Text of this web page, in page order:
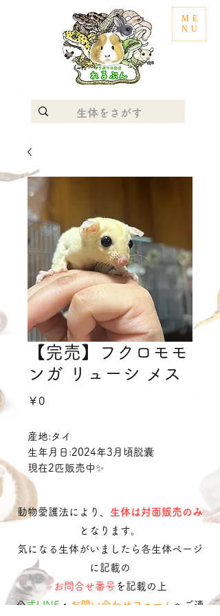
ME
NU
【完売】フクロモモ
ンガ リューシ メス
￥0価
産地:タイ
生年月日:2024年3月頃脱囊
現在2匹販売中✨
動物愛護法により、 生体は対面販売のみ
となります。
気になる生体がいましたら各生体ページ
に記載の
お問合せ番号 を記載の上
​公式LINE ・ お問い合わせフォーム へご連